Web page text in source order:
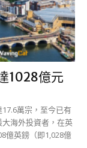
1028億元
萬宗，至今已有
海外投資者，在英
億英鎊（即1,028億